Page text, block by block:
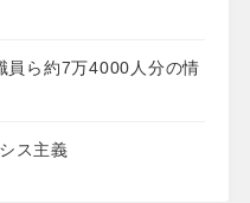
ら約7万4000人分の情
ス主義